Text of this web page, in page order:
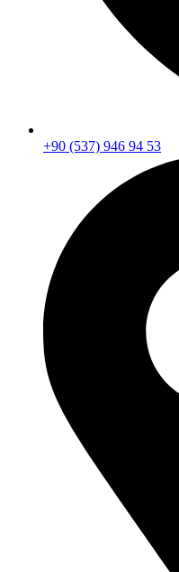
+90 (537) 946 94 53